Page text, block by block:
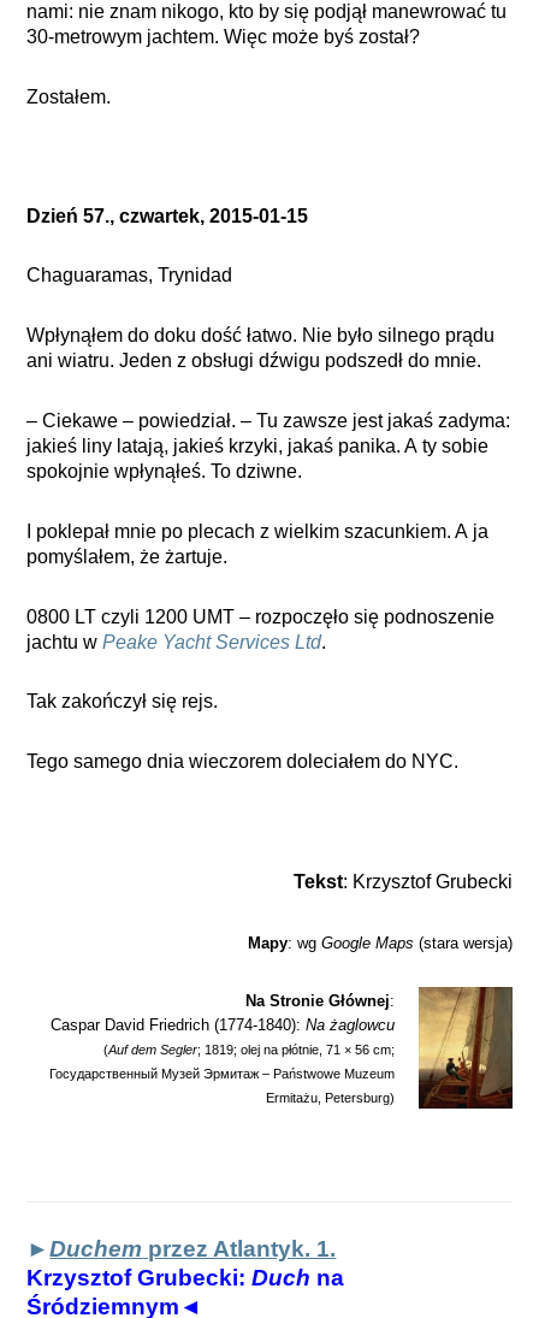
nami: nie znam nikogo, kto by się podjął manewrować tu
30-metrowym jachtem. Więc może byś został?
Zostałem.
Dzień 57., czwartek, 2015-01-15
Chaguaramas, Trynidad
Wpłynąłem do doku dość łatwo. Nie było silnego prądu
ani wiatru. Jeden z obsługi dźwigu podszedł do mnie.
– Ciekawe – powiedział. – Tu zawsze jest jakaś zadyma:
jakieś liny latają, jakieś krzyki, jakaś panika. A ty sobie
spokojnie wpłynąłeś. To dziwne.
I poklepał mnie po plecach z wielkim szacunkiem. A ja
pomyślałem, że żartuje.
0800 LT czyli 1200 UMT – rozpoczęło się podnoszenie
jachtu wPeake Yacht Services Ltd.
Tak zakończył się rejs.
Tego samego dnia wieczorem doleciałem do NYC.
Tekst: Krzysztof Grubecki
Mapy: wg Google Maps (stara wersja)
Na Stronie Głównej:
Caspar David Friedrich (1774-1840): Na żaglowcu
(Auf dem Segler; 1819; olej na płótnie, 71 × 56 cm;
Госудaрственный Музей Эрмитaж – Państwowe Muzeum
Ermitażu, Petersburg)
►Duchem przez Atlantyk. 1.
Krzysztof Grubecki:Duch na
Śródziemnym◄